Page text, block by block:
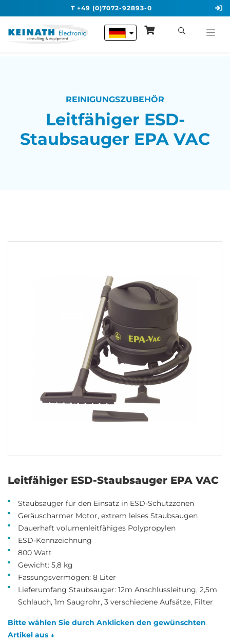
T +49 (0)7072-92893-0
REINIGUNGSZUBEHÖR
Leitfähiger ESD-
Staubsauger EPA VAC
Leitfähiger ESD-Staubsauger EPA VAC
Staubsauger für den Einsatz in ESD-Schutzzonen
Geräuscharmer Motor, extrem leises Staubsaugen
Dauerhaft volumenleitfähiges Polypropylen
ESD-Kennzeichnung
800 Watt
Gewicht: 5,8 kg
Fassungsvermögen: 8 Liter
Lieferumfang Staubsauger: 12m Anschlussleitung, 2,5m
Schlauch, 1m Saugrohr, 3 verschiedene Aufsätze, Filter
Bitte wählen Sie durch Anklicken den gewünschten
Artikel aus ↓